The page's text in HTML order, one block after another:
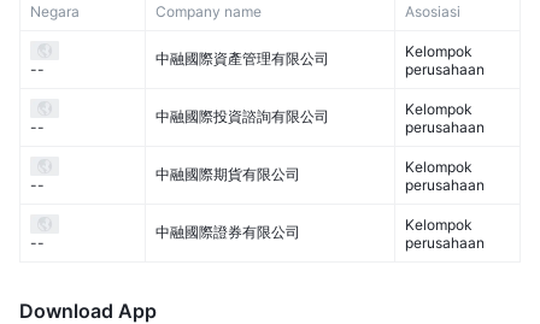
Negara Company name Asosiasi
--
中融國際資產管理有限公司
Kelompok
perusahaan
--
中融國際投資諮詢有限公司
Kelompok
perusahaan
--
中融國際期貨有限公司
Kelompok
perusahaan
--
中融國際證券有限公司
Kelompok
perusahaan
Download App